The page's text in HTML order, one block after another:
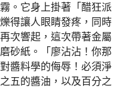
。它身上掛著「醋狂派
得讓人眼睛發疼，同時
次響起，這次帶著金屬
砂紙。「廖沾沾！你那
醬料學的侮辱！必須淨
五的醬油，以及百分之